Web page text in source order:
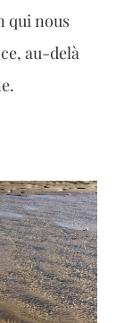
qui nous
au-delà